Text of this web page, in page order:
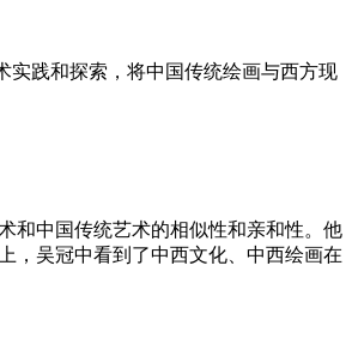
实践和探索，将中国传统绘画与西方现
和中国传统艺术的相似性和亲和性。他
，吴冠中看到了中西文化、中西绘画在